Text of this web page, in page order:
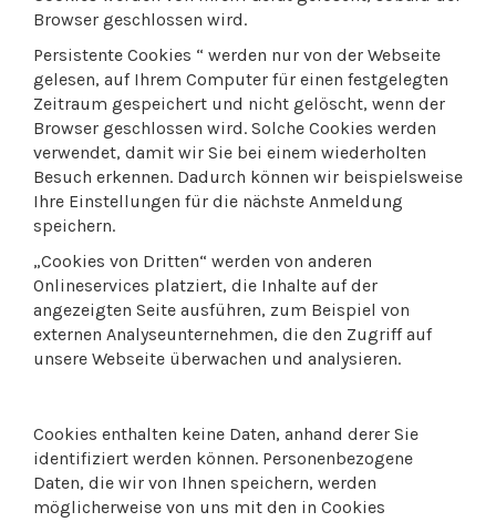
Browser geschlossen wird.
Persistente Cookies “ werden nur von der Webseite
gelesen, auf Ihrem Computer für einen festgelegten
Zeitraum gespeichert und nicht gelöscht, wenn der
Browser geschlossen wird. Solche Cookies werden
verwendet, damit wir Sie bei einem wiederholten
Besuch erkennen. Dadurch können wir beispielsweise
Ihre Einstellungen für die nächste Anmeldung
speichern.
„Cookies von Dritten“ werden von anderen
Onlineservices platziert, die Inhalte auf der
angezeigten Seite ausführen, zum Beispiel von
externen Analyseunternehmen, die den Zugriff auf
unsere Webseite überwachen und analysieren.
Cookies enthalten keine Daten, anhand derer Sie
identifiziert werden können. Personenbezogene
Daten, die wir von Ihnen speichern, werden
möglicherweise von uns mit den in Cookies